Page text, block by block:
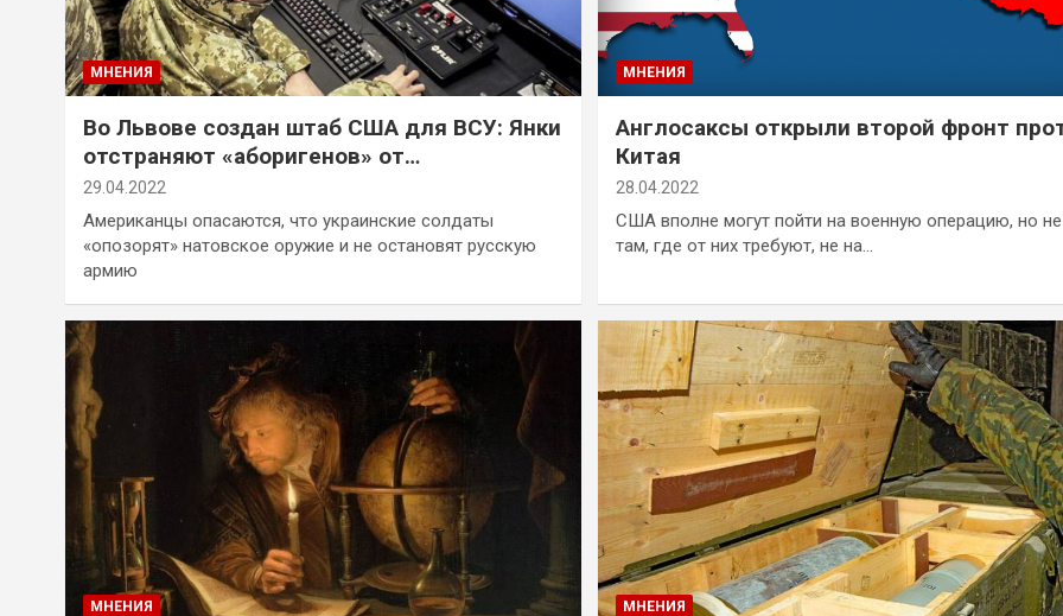
МНЕНИЯ
Во Львове создан штаб США для ВСУ: Янки
отстраняют «аборигенов» от
командования
29.04.2022
Американцы опасаются, что украинские солдаты
«опозорят» натовское оружие и не остановят русскую
армию
МНЕНИЯ
Англосаксы открыли второй фронт
Китая
28.04.2022
США вполне могут пойти на военную операцию, но не
там, где от них требуют, не на…
МНЕНИЯ МНЕНИЯ